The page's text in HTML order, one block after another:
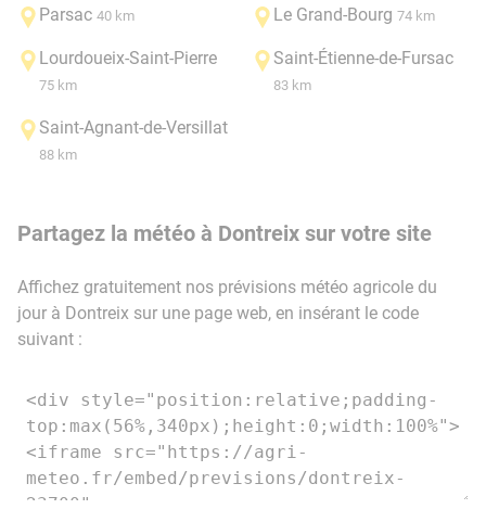
Parsac 40 km Le Grand-Bourg 74 km
Lourdoueix-Saint-Pierre
75 km
Saint-Étienne-de-Fursac
83 km
Saint-Agnant-de-Versillat
88 km
Partagez la météo à Dontreix sur votre site
Affichez gratuitement nos prévisions météo agricole du
jour à Dontreix sur une page web, en insérant le code
suivant :